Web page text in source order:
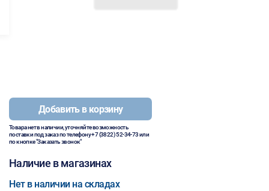
Добавить в корзину
Товара нет в наличии, уточняйте возможность
поставки под заказ по телефону+7 (3822) 52-34-73или
по кнопке "Заказать звонок"
Наличие в магазинах
Нет в наличии на складах